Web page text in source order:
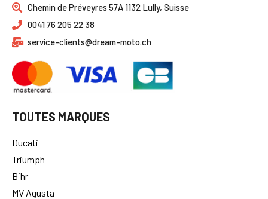
Chemin de Préveyres 57A 1132 Lully, Suisse
0041 76 205 22 38
service-clients@dream-moto.ch
TOUTES MARQUES
Ducati
Triumph
Bihr
MV Agusta